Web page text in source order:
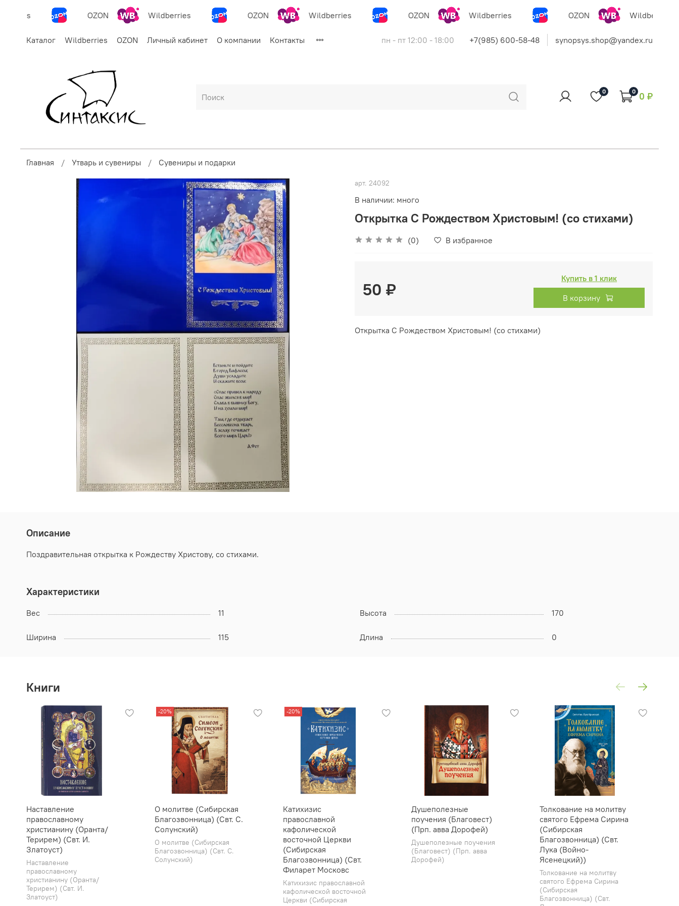
OZON Wildberries OZON Wildberries OZON Wildberries OZON Wildberries
Каталог Wildberries OZON Личный кабинет О компании Контакты пн - пт 12:00 - 18:00 +7(985) 600-58-48 synopsys.shop@yandex.ru
0 0 0 ₽
Главная Утварь и сувениры Сувениры и подарки
арт. 24092
В наличии: много
Открытка С Рождеством Христовым! (со стихами)
(0) В избранное
50 ₽
Купить в 1 клик
В корзину
Открытка С Рождеством Христовым! (со стихами)
Описание
Поздравительная открытка к Рождеству Христову, со стихами.
Характеристики
Вес 11 Высота 170
Ширина 115 Длина 0
Книги
Наставление
православному
христианину (Оранта/
Терирем) (Свт. И.
Златоуст)
Наставление
православному
христианину (Оранта/
Терирем) (Свт. И.
Златоуст)
-20%
О молитве (Сибирская
Благозвонница) (Свт. С.
Солунский)
О молитве (Сибирская
Благозвонница) (Свт. С.
Солунский)
-20%
Катихизис
православной
кафолической
восточной Церкви
(Сибирская
Благозвонница) (Свт.
Филарет Московс
Катихизис православной
кафолической восточной
Церкви (Сибирская
Душеполезные
поучения (Благовест)
(Прп. авва Дорофей)
Душеполезные поучения
(Благовест) (Прп. авва
Дорофей)
Толкование на молитву
святого Ефрема Сирина
(Сибирская
Благозвонница) (Свт.
Лука (Войно-
Ясенецкий))
Толкование на молитву
святого Ефрема Сирина
(Сибирская
Благозвонница) (Свт.